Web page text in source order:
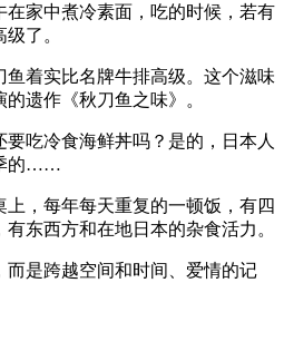
在家中煮冷素面，吃的时候，若有
了。
着实比名牌牛排高级。这个滋味
遗作《秋刀鱼之味》。
吃冷食海鲜丼吗？是的，日本人
的……
，每年每天重复的一顿饭，有四
东西方和在地日本的杂食活力。
是跨越空间和时间、爱情的记